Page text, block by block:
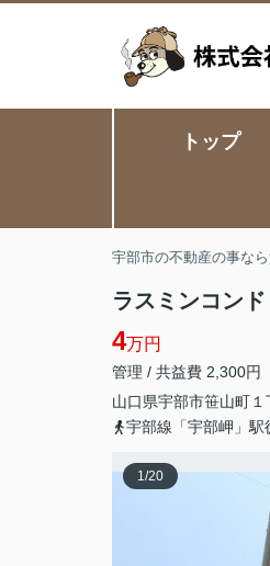
トップ
宇部市の不動産の事な
ラスミンコン
4万円
管理 / 共益費 2,300円
山口県宇部市笹山町
宇部線「宇部岬」駅
1/20